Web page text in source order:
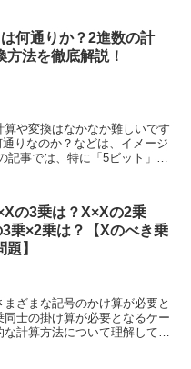
何通りか？2進数の計
方法を徹底解説！
や変換はなかなか難しいです
りなのか？などは、イメージ
記事では、特に「5ビット」に
の3乗は？X×Xの2乗
乗×2乗は？【Xのべき乗
】
ざまな記号のかけ算が必要と
士の掛け算が必要となるケー
計算方法について理解してい